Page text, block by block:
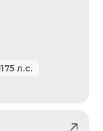
175 л.с.